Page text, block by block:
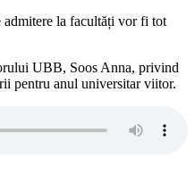
la facultăți vor fi tot
UBB, Soos Anna, privind
pentru anul universitar viitor.